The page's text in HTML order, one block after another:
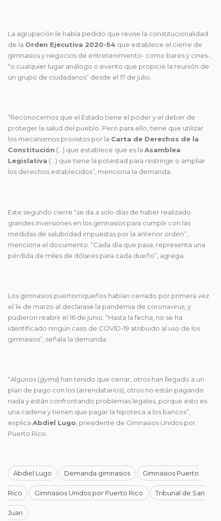
La agrupación le había pedido que revise la constitucionalidad
de la Orden Ejecutiva 2020-54 que establece el cierre de
gimnasios y negocios de entretenimiento- como bares y cines-,
“o cualquier lugar análogo o evento que propicie la reunión de
un grupo de ciudadanos” desde el 17 de julio.
“Reconocemos que el Estado tiene el poder y el deber de
proteger la salud del pueblo. Pero para ello, tiene que utilizar
los mecanismos provistos por la Carta de Derechos de la
Constitución (…) que establece que es la Asamblea
Legislativa (…) que tiene la potestad para restringir o ampliar
los derechos establecidos”, menciona la demanda.
Este segundo cierre “se da a solo días de haber realizado
grandes inversiones en los gimnasios para cumplir con las
medidas de salubridad impuestas por la anterior orden”,
menciona el documento. “Cada día que pasa, representa una
pérdida de miles de dólares para cada dueño”, agrega.
Los gimnasios puertorriqueños habían cerrado por primera vez
el 14 de marzo al declarase la pandemia de coronavirus, y
pudieron reabrir el 16 de junio. “Hasta la fecha, no se ha
identificado ningún caso de COVID-19 atribuido al uso de los
gimnasios”, señala la demanda.
“Algunos (gyms) han tenido que cerrar, otros han llegado a un
plan de pago con los (arrendatarios), otros no están pagando
nada y están confrontando problemas legales, porque esto es
una cadena y tienen que pagar la hipoteca a los bancos”,
explica Abdiel Lugo , presidente de Gimnasios Unidos por
Puerto Rico.
Abdiel Lugo Demanda gimnasios Gimnasios Puerto
Rico Gimnasios Unidos por Puerto Rico Tribunal de San
Juan